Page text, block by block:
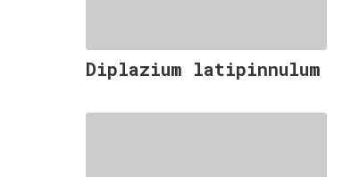
Diplazium latipinnulum